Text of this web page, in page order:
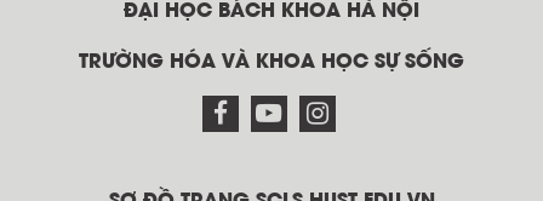
ĐẠI HỌC BÁCH KHOA HÀ NỘI
TRƯỜNG HÓA VÀ KHOA HỌC SỰ SỐNG